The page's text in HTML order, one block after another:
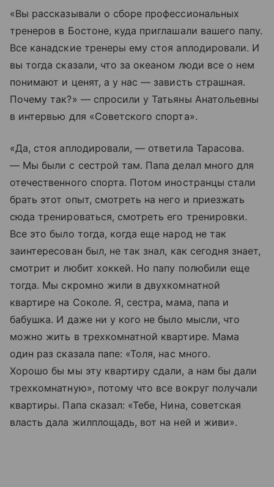
«Вы рассказывали о сборе профессиональных
тренеров в Бостоне, куда приглашали вашего папу.
Все канадские тренеры ему стоя аплодировали. И
вы тогда сказали, что за океаном люди все о нем
понимают и ценят, а у нас — зависть страшная.
Почему так?» — спросили у Татьяны Анатольевны
в интервью для «Советского спорта».
«Да, стоя аплодировали, — ответила Тарасова.
— Мы были с сестрой там. Папа делал много для
отечественного спорта. Потом иностранцы стали
брать этот опыт, смотреть на него и приезжать
сюда тренироваться, смотреть его тренировки.
Все это было тогда, когда еще народ не так
заинтересован был, не так знал, как сегодня знает,
смотрит и любит хоккей. Но папу полюбили еще
тогда. Мы скромно жили в двухкомнатной
квартире на Соколе. Я, сестра, мама, папа и
бабушка. И даже ни у кого не было мысли, что
можно жить в трехкомнатной квартире. Мама
один раз сказала папе: «Толя, нас много.
Хорошо бы мы эту квартиру сдали, а нам бы дали
трехкомнатную», потому что все вокруг получали
квартиры. Папа сказал: «Тебе, Нина, советская
власть дала жилплощадь, вот на ней и живи».